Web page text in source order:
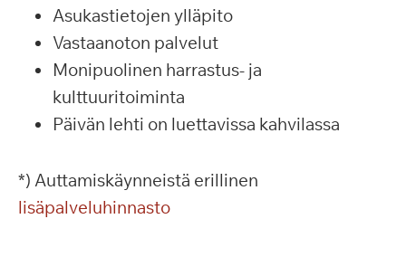
Asukastietojen ylläpito
Vastaanoton palvelut
Monipuolinen harrastus- ja
kulttuuritoiminta
Päivän lehti on luettavissa kahvilassa
*) Auttamiskäynneistä erillinen
lisäpalveluhinnasto